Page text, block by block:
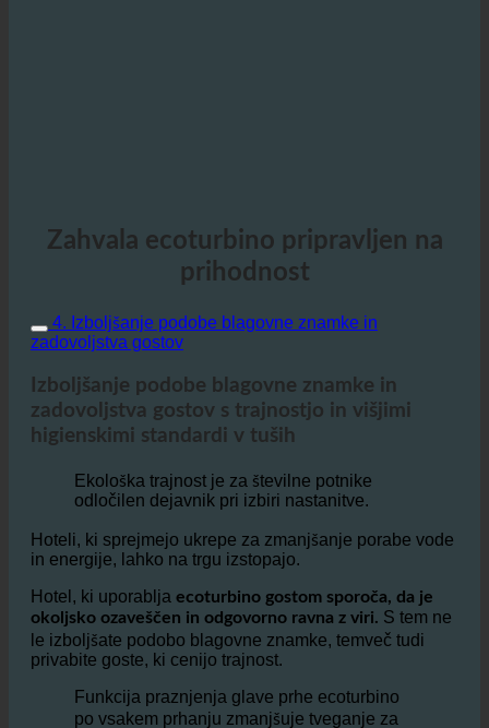
Zahvala ecoturbino pripravljen na
prihodnost
4. Izboljšanje podobe blagovne znamke in
zadovoljstva gostov
Izboljšanje podobe blagovne znamke in
higienskimi standardi v tuših
Ekološka trajnost je za številne potnike
odločilen dejavnik pri izbiri nastanitve.
Hoteli, ki sprejmejo ukrepe za zmanjšanje porabe vode
in energije, lahko na trgu izstopajo.
Hotel, ki uporabljaecoturbino gostom sporoča, da je
okoljsko ozaveščen in odgovorno ravna z viri.
le izboljšate podobo blagovne znamke, temveč tudi
privabite goste, ki cenijo trajnost.